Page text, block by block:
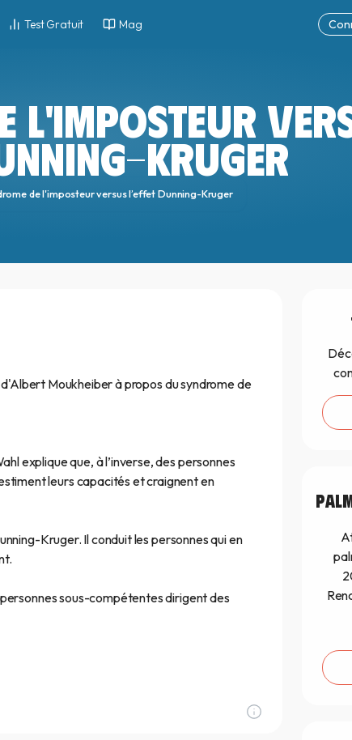
Test Gratuit Mag
L'IMPOSTEUR
KRUGER
de l'imposteur versus l’effet Dunning-Kruger
Moukheiber à propos du syndrome de
explique que, à l’inverse, des personnes
leurs capacités et craignent en
Kruger. Il conduit les personnes qui en
sous-compétentes dirigent des